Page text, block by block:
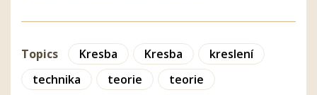
Topics Kresba Kresba
kreslení
technika
teorie teorie